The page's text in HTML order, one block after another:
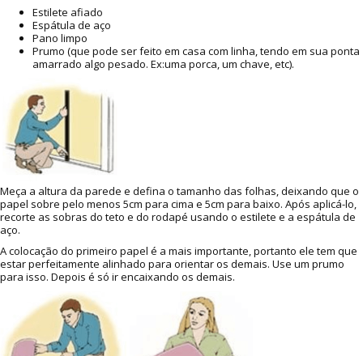
Estilete afiado
Espátula de aço
Pano limpo
Prumo (que pode ser feito em casa com linha, tendo em sua ponta
amarrado algo pesado. Ex:uma porca, um chave, etc).
Meça a altura da parede e defina o tamanho das folhas, deixando que o
papel sobre pelo menos 5cm para cima e 5cm para baixo. Após aplicá-lo,
recorte as sobras do teto e do rodapé usando o estilete e a espátula de
aço.
A colocação do primeiro papel é a mais importante, portanto ele tem que
estar perfeitamente alinhado para orientar os demais. Use um prumo
para isso. Depois é só ir encaixando os demais.